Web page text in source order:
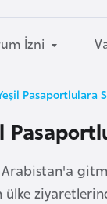
İzni
Pasaportlulara
ülke